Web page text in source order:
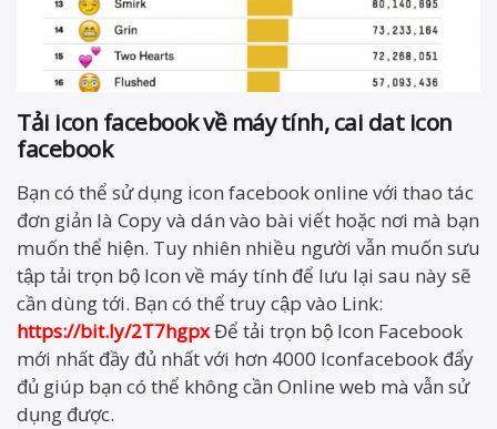
Tải icon facebook về máy tính, cai dat icon
facebook
Bạn có thể sử dụng icon facebook online với thao tác
đơn giản là Copy và dán vào bài viết hoặc nơi mà bạn
muốn thể hiện. Tuy nhiên nhiều người vẫn muốn sưu
tập tải trọn bộ Icon về máy tính để lưu lại sau này sẽ
cần dùng tới. Bạn có thể truy cập vào Link:
https://bit.ly/2T7hgpxĐể tải trọn bộ Icon Facebook
mới nhất đầy đủ nhất với hơn 4000 Iconfacebook đẩy
đủ giúp bạn có thể không cần Online web mà vẫn sử
dụng được.